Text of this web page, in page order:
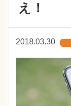
え！
2018.03.30